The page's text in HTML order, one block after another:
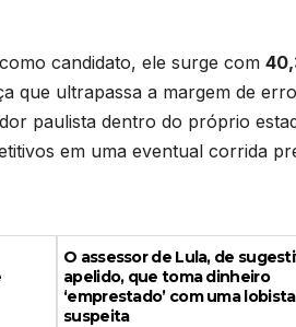
candidato, ele surge com
que ultrapassa a margem de
paulista dentro do próprio
em uma eventual corrida
O assessor de Lula, de
apelido, que toma dinheiro
‘emprestado’ com uma lobista
suspeita